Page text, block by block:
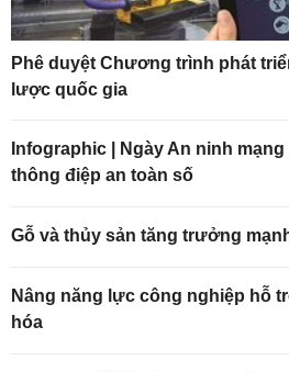
Phê duyệt Chương trình phát
lược quốc gia
Infographic | Ngày An ninh
thông điệp an toàn số
Gỗ và thủy sản tăng trưởng
Nâng năng lực công nghiệp hỗ
hóa